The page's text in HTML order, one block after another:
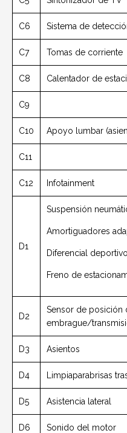
C6 Sistema de
C7 Tomas de corriente
C8 Calentador de
C9
C10 Apoyo lumbar
C11
C12 Infotainment
D1
Suspensión
Amortiguadores
Diferencial
Freno de
D2
Sensor de posición
embrague/
D3 Asientos
D4 Limpiaparabrisas
D5 Asistencia lateral
D6 Sonido del motor